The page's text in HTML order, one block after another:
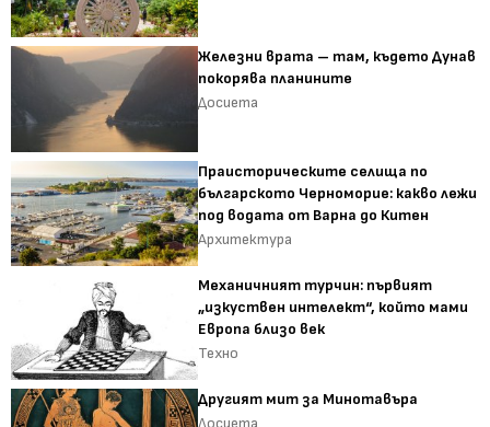
Железни врата – там, където Дунав
покорява планините
Досиета
Праисторическите селища по
българското Черноморие: какво лежи
под водата от Варна до Китен
Архитектура
Механичният турчин: първият
„изкуствен интелект“, който мами
Европа близо век
Техно
Другият мит за Минотавъра